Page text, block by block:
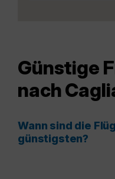
Günstige
nach
Wann sind die
günstigsten?